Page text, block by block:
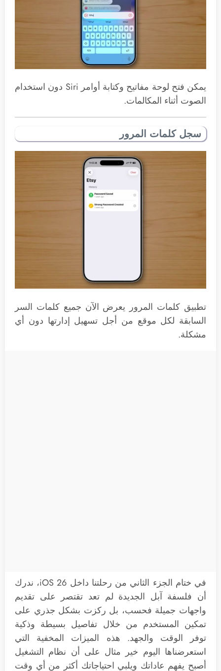
يمكن فتح لوحة مفاتيح وكتابة أوامر Siri دون استخدام
الصوت أثناء المكالمات.
سجل كلمات المرور
تطبيق كلمات المرور يعرض الآن جميع كلمات السر
السابقة لكل موقع من أجل تسهيل إدارتها دون أي
مشكلة.
في ختام الجزء الثاني من رحلتنا داخل iOS 26، ندرك
أن فلسفة آبل الجديدة لم تعد تقتصر على تقديم
واجهات جميلة فحسب، بل ركزت بشكل جذري على
تمكين المستخدم من خلال تفاصيل بسيطة وذكية
توفر الوقت والجهد. هذه الميزات المخفية التي
استعرضناها اليوم خير مثال على أن نظام التشغيل
أصبح يفهم عاداتك ويلبي احتياجاتك أكثر من أي وقت